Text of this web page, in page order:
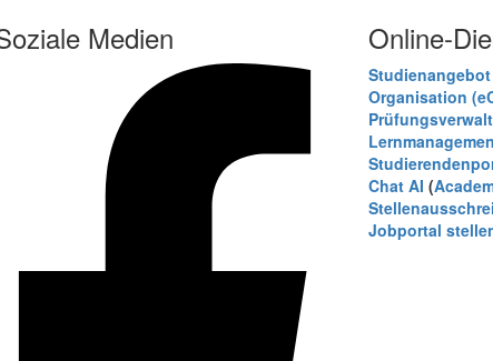
Medien Online-
Organisation
Chat AI (
Jobportal